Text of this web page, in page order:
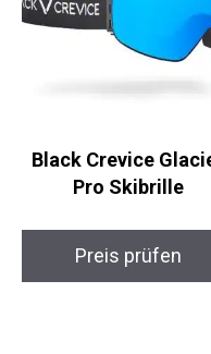
Black Crevice Glacier